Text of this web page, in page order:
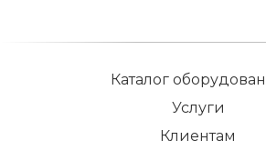
Каталог
Услуги
Клиентам